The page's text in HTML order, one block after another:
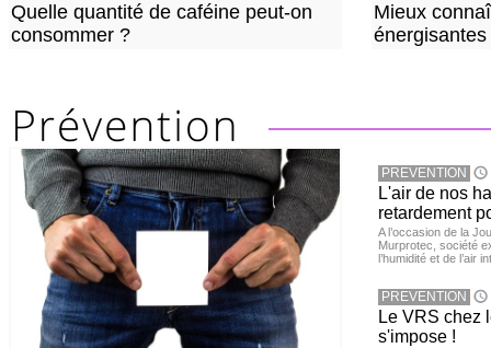
Quelle quantité de caféine peut-on
consommer ?
Mieux
énergisantes
PREVENTION
L'air de nos
retardement
A l’occasion de la
Murprotec, société
l’humidité et de l’air
PREVENTION
Le VRS chez
s'impose !